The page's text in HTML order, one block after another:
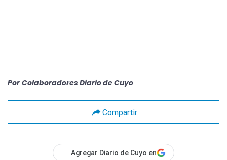
Por Colaboradores Diario de Cuyo
Compartir
Agregar Diario de Cuyo en